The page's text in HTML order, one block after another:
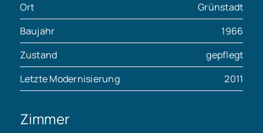
Ort
Grünstadt
Baujahr
1966
Zustand
gepflegt
Letzte Modernisierung
2011
Zimmer